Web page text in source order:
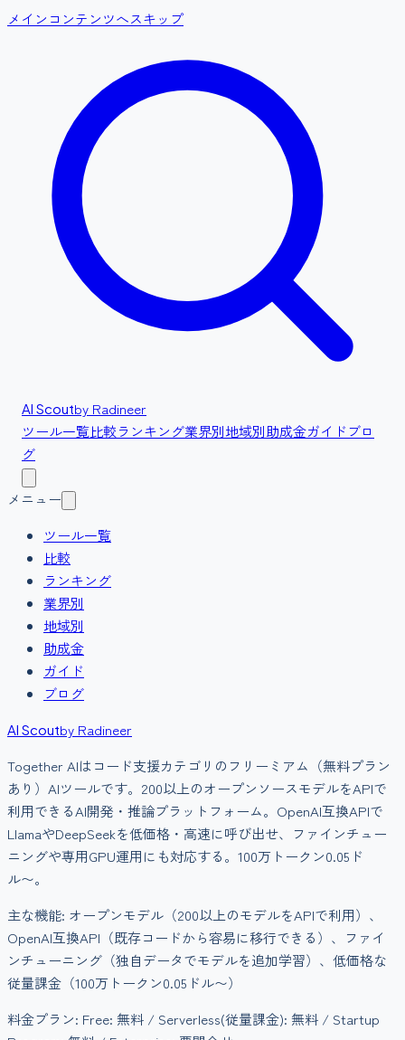
メインコンテンツへスキップ
AI Scoutby Radineer
ツール一覧比較ランキング業界別地域別助成金ガイドブロ
グ
メニュー
ツール一覧
比較
ランキング
業界別
地域別
助成金
ガイド
ブログ
AI Scoutby Radineer
Together AIはコード支援カテゴリの フリーミアム（無料プラン
あり） AIツールです。 200以上のオープンソースモデルをAPIで
利用できるAI開発・推論プラットフォーム。OpenAI互換APIで
LlamaやDeepSeekを低価格・高速に呼び出せ、ファインチュー
ニングや専用GPU運用にも対応する。100万トークン0.05ド
ル〜。
主な機能: オープンモデル（200以上のモデルをAPIで利用）、
OpenAI互換API（既存コードから容易に移行できる）、ファイ
ンチューニング（独自データでモデルを追加学習）、低価格な
従量課金（100万トークン0.05ドル〜）
料金プラン: Free: 無料 / Serverless(従量課金): 無料 / Startup